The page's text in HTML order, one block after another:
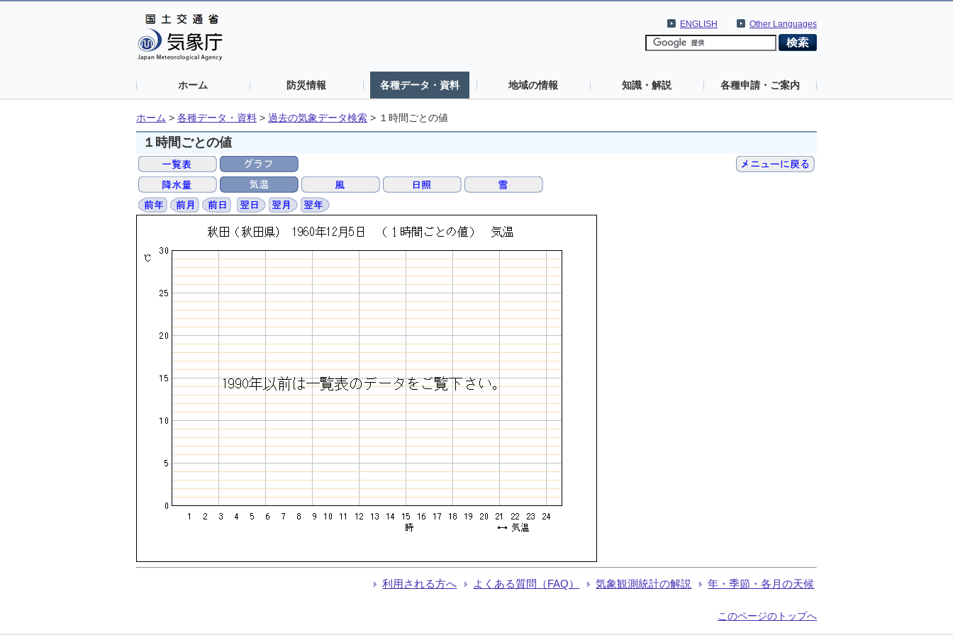
Other Languages
ENGLISH
ホーム 防災情報 各種データ・資料 地域の情報 知識・解説 各種申請・ご案内
ホーム > 各種データ・資料 > 過去の気象データ検索 > １時間ごとの値
１時間ごとの値
利用される方へ よくある質問（FAQ） 気象観測統計の解説 年・季節・各月の天候
このページのトップへ